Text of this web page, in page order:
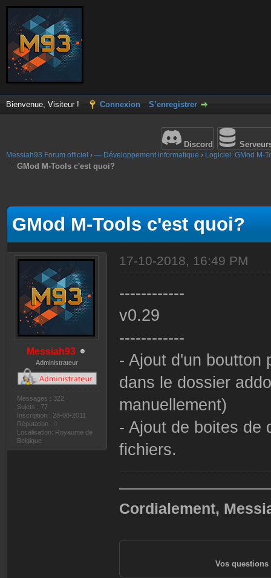
Bienvenue, Visiteur ! Connexion S’enregistrer
Discord
Messiah93 Forum officiel › — Développement informatique › Logiciel: GMod M-
GMod M-Tools c'est quoi?
GMod M-Tools c'est quoi?
Messiah93
Administrateur
Messages : 322
Sujets : 77
Inscription : 28-08-2011
Réputation :
Localisation: Royaume de
Belgique
17-10-2018, 16:49 PM
------------
v0.29
------------
- Ajout d'un boutton
dans le dossier
manuellement)
- Ajout de boites de
fichiers.
Cordialement,
Vos questions